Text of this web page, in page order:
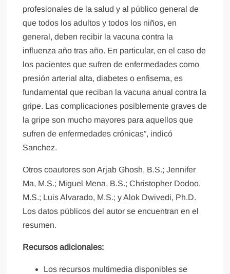
profesionales de la salud y al público general de
que todos los adultos y todos los niños, en
general, deben recibir la vacuna contra la
influenza año tras año. En particular, en el caso de
los pacientes que sufren de enfermedades como
presión arterial alta, diabetes o enfisema, es
fundamental que reciban la vacuna anual contra la
gripe. Las complicaciones posiblemente graves de
la gripe son mucho mayores para aquellos que
sufren de enfermedades crónicas”, indicó
Sanchez.
Otros coautores son Arjab Ghosh, B.S.; Jennifer
Ma, M.S.; Miguel Mena, B.S.; Christopher Dodoo,
M.S.; Luis Alvarado, M.S.; y Alok Dwivedi, Ph.D.
Los datos públicos del autor se encuentran en el
resumen.
Recursos adicionales:
Los recursos multimedia disponibles se